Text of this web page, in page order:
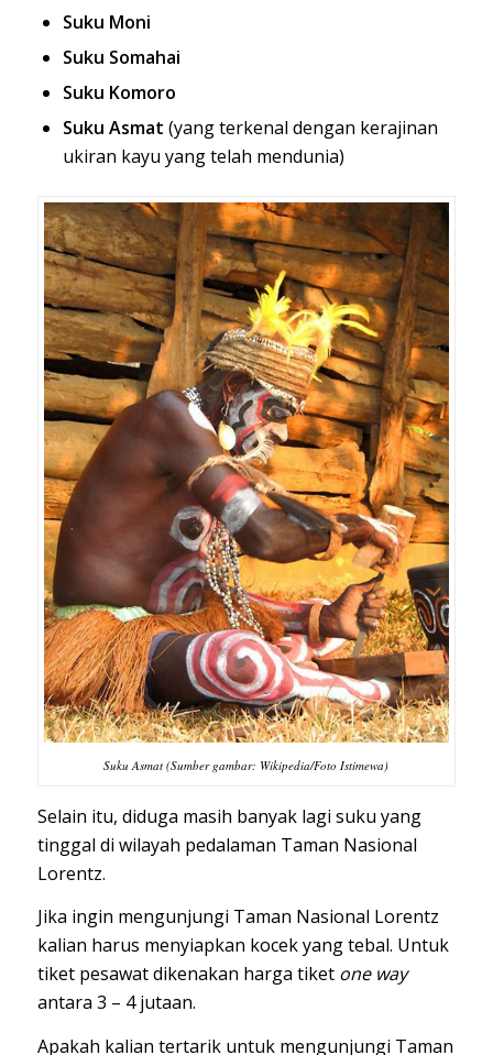
Suku Moni
Suku Somahai
Suku Komoro
Suku Asmat (yang terkenal dengan kerajinan
ukiran kayu yang telah mendunia)
Suku Asmat (Sumber gambar: Wikipedia/Foto Istimewa)
Selain itu, diduga masih banyak lagi suku yang
tinggal di wilayah pedalaman Taman Nasional
Lorentz.
Jika ingin mengunjungi Taman Nasional Lorentz
kalian harus menyiapkan kocek yang tebal. Untuk
tiket pesawat dikenakan harga tiket one way
antara 3 – 4 jutaan.
Apakah kalian tertarik untuk mengunjungi Taman